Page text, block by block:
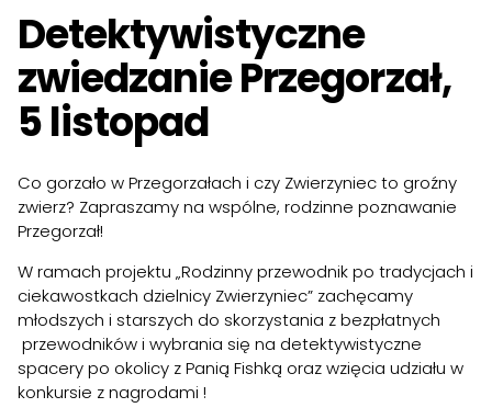
Detektywistyczne
zwiedzanie Przegorzał,
5 listopad
Co gorzało w Przegorzałach i czy Zwierzyniec to groźny
zwierz? Zapraszamy na wspólne, rodzinne poznawanie
Przegorzał!
W ramach projektu „Rodzinny przewodnik po tradycjach i
ciekawostkach dzielnicy Zwierzyniec” zachęcamy
młodszych i starszych do skorzystania z bezpłatnych
przewodników i wybrania się na detektywistyczne
spacery po okolicy z Panią Fishką oraz wzięcia udziału w
konkursie z nagrodami !